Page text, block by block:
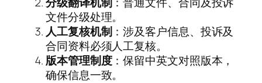
文件分级处理。
人工复核机制：涉及客户信息、投诉及
合同资料必须人工复核。
版本管理制度：保留中英文对照版本，
确保信息一致。